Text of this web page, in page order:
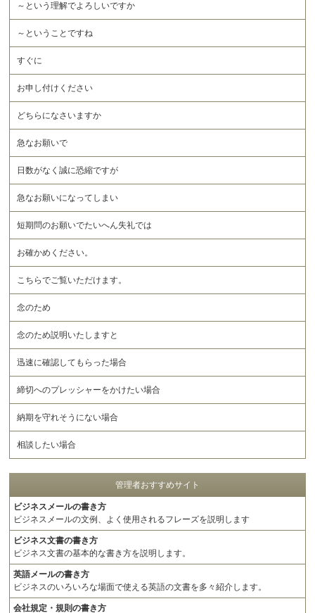
～という理解でよろしいですか
～ということですね
すぐに
お申し付けください
どちらになさいますか
急なお願いで
日数がなく誠に恐縮ですが
急なお願いになってしまい
短期問のお願いでたいへん失礼では
お確かめください。
こちらでご覧いただけます。
念のため
念のため説明いたしますと
迅速に確認してもらった場合
締切へのプレッシャーをかけたい場合
納期を守れそうにない場合
相談したい場合
管理者おすすめサイト
ビジネスメールの書き方
ビジネスメールの文例、よく使用されるフレーズを説明します
ビジネス文書の書き方
ビジネス文書の基本的な書き方を説明します。
英語メールの書き方
ビジネスのいろいろな場面で使える英語の文書を多々紹介します。
会社規定・規則の書き方